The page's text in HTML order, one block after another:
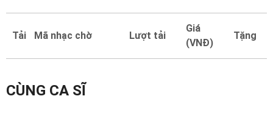
Mại
Dẫn
Tải Mã nhạc chờ Lượt tải
Giá
(VNĐ)
Tặng
CÙNG CA SĨ